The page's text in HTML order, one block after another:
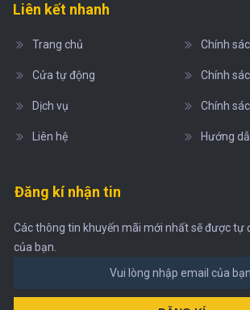
Liên kết nhanh
Trang chủ
Cửa tự động
Dịch vụ
Liên hệ
Chính
Chính
Chính
Hướng
Đăng kí nhận tin
Các thông tin khuyến mãi mới nhất sẽ được tự
của bạn.